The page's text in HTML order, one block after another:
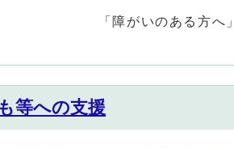
「障がいのある方へ
等への支援